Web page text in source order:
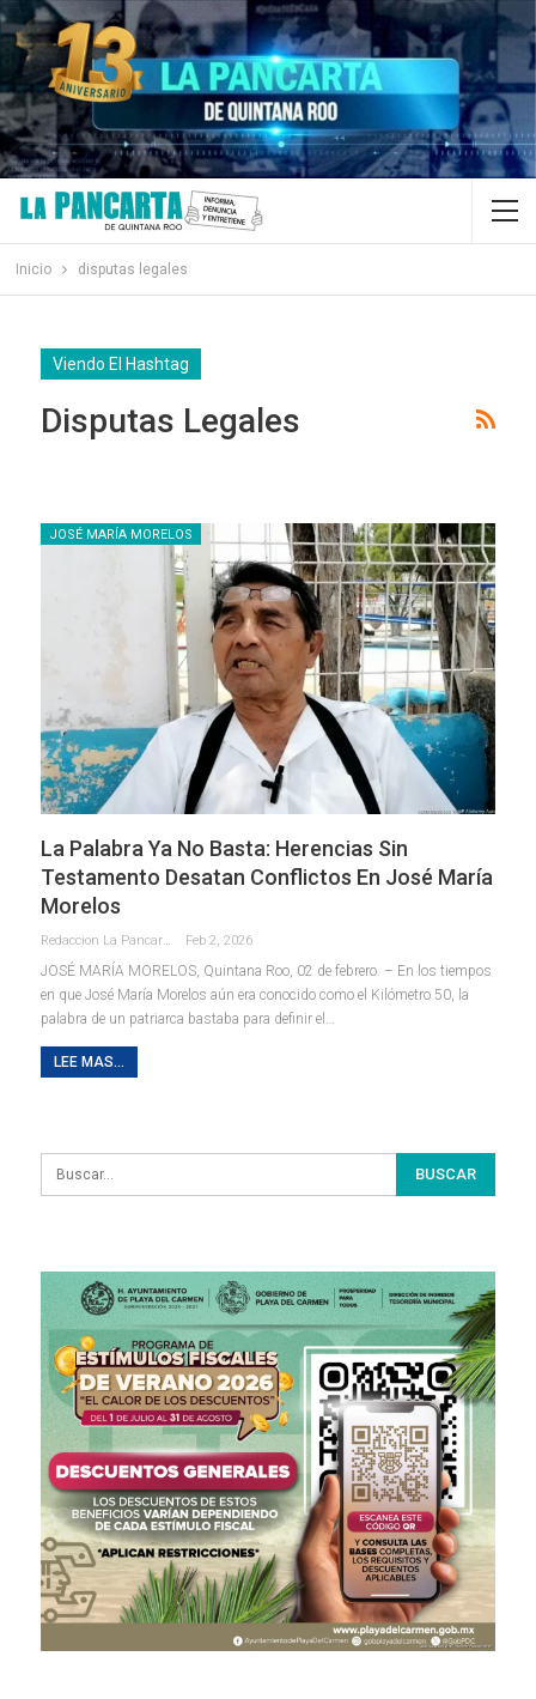
Inicio disputas legales
Viendo El Hashtag
Disputas Legales
JOSÉ MARÍA MORELOS
La Palabra Ya No Basta: Herencias Sin
Testamento Desatan Conflictos En José María
Morelos
Redaccion La Pancarta De Quintana Roo Feb 2, 2026
JOSÉ MARÍA MORELOS, Quintana Roo, 02 de febrero. – En los tiempos
en que José María Morelos aún era conocido como el Kilómetro 50, la
palabra de un patriarca bastaba para definir el …
LEE MAS...